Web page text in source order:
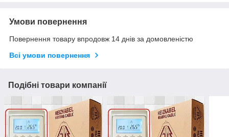
Умови повернення
Повернення товару впродовж 14 днів за домовленістю
Всі умови повернення
Подібні товари компанії